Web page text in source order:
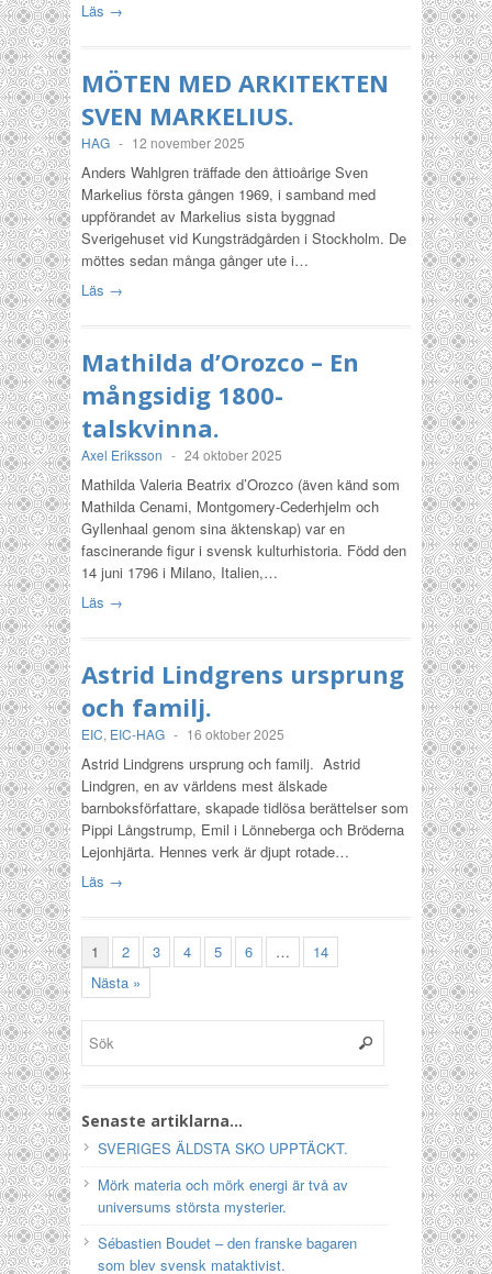
Läs →
MÖTEN MED ARKITEKTEN
SVEN MARKELIUS.
HAG - 12 november 2025
Anders Wahlgren träffade den åttioårige Sven
Markelius första gången 1969, i samband med
uppförandet av Markelius sista byggnad
Sverigehuset vid Kungsträdgården i Stockholm. De
möttes sedan många gånger ute i…
Läs →
Mathilda d’Orozco – En
mångsidig 1800-
talskvinna.
Axel Eriksson - 24 oktober 2025
Mathilda Valeria Beatrix d’Orozco (även känd som
Mathilda Cenami, Montgomery-Cederhjelm och
Gyllenhaal genom sina äktenskap) var en
fascinerande figur i svensk kulturhistoria. Född den
14 juni 1796 i Milano, Italien,…
Läs →
Astrid Lindgrens ursprung
och familj.
EIC, EIC-HAG - 16 oktober 2025
Astrid Lindgrens ursprung och familj. Astrid
Lindgren, en av världens mest älskade
barnboksförfattare, skapade tidlösa berättelser som
Pippi Långstrump, Emil i Lönneberga och Bröderna
Lejonhjärta. Hennes verk är djupt rotade…
Läs →
1 2 3 4 5 6 …
14
Nästa »
Senaste artiklarna…
SVERIGES ÄLDSTA SKO UPPTÄCKT.
Mörk materia och mörk energi är två av
universums största mysterier.
Sébastien Boudet – den franske bagaren
som blev svensk mataktivist.